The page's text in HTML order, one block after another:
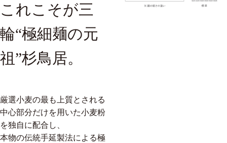
これこそが三
輪“極細麺の元
祖”杉鳥居。
厳選小麦の最も上質とされる
中心部分だけを用いた小麦粉
を独自に配合し、
本物の伝統手延製法による極